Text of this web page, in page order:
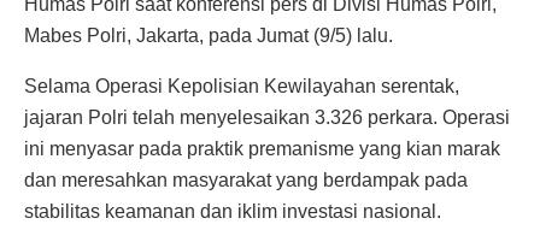
Mabes Polri, Jakarta, pada Jumat (9/5) lalu.
Selama Operasi Kepolisian Kewilayahan serentak,
jajaran Polri telah menyelesaikan 3.326 perkara. Operasi
ini menyasar pada praktik premanisme yang kian marak
dan meresahkan masyarakat yang berdampak pada
stabilitas keamanan dan iklim investasi nasional.